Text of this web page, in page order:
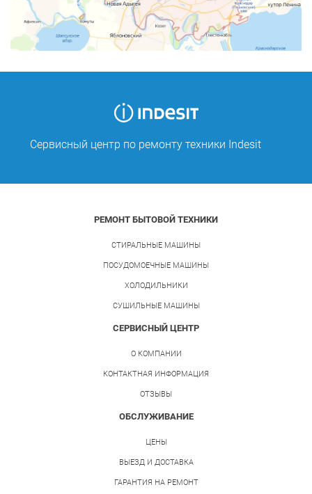
Сервисный центр по ремонту техники Indesit
РЕМОНТ БЫТОВОЙ ТЕХНИКИ
СТИРАЛЬНЫЕ МАШИНЫ
ПОСУДОМОЕЧНЫЕ МАШИНЫ
ХОЛОДИЛЬНИКИ
СУШИЛЬНЫЕ МАШИНЫ
СЕРВИСНЫЙ ЦЕНТР
О КОМПАНИИ
КОНТАКТНАЯ ИНФОРМАЦИЯ
ОТЗЫВЫ
ОБСЛУЖИВАНИЕ
ЦЕНЫ
ВЫЕЗД И ДОСТАВКА
ГАРАНТИЯ НА РЕМОНТ